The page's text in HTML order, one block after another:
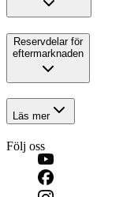
Reservdelar för
eftermarknaden
Läs mer
Följ oss